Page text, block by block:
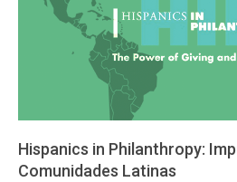
Hispanics in Philanthropy:
Comunidades Latinas